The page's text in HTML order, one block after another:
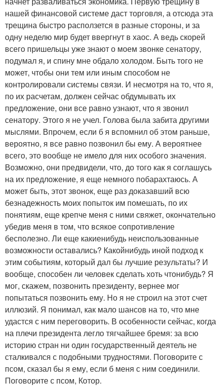
нашей финансовой системе даст торговля, а отсюда эта
трещина быстро расползется в разные стороны, и за
одну неделю мир будет ввергнут в хаос. А ведь скорей
всего пришельцы уже знают о моем звонке сенатору,
подумал я, и спину мне обдало холодом. Быть того не
может, чтобы они тем или иным способом не
контролировали системы связи. И несмотря на то, что я,
по их расчетам, должен сейчас обдумывать их
предложение, они все равно узнают, что я звонил
сенатору. Этого я не учел. Голова была забита другими
мыслями. Впрочем, если б я вспомнил об этом раньше,
вероятно, я все равно позвонил бы ему. А вероятнее
всего, это вообще не имело для них особого значения.
Возможно, они предвидели, что, до того как я соглашусь
на их предложение, я еще немного побарахтаюсь. А
может быть, этот звонок, еще раз доказавший всю
безнадежность моих попыток им помешать, по их
понятиям, еще крепче меня с ними свяжет, окончательно
убедив меня в том, что всякое сопротивление
бесполезно. Ли еще какиенибудь неиспользованные
возможности оставались? Какойнибудь иной подход к
этим событиям, который дал бы лучшие результаты? И
вообще, способен ли человек сделать хоть чтонибудь? Я
мог, скажем, позвонить президенту, вернее мог
попытаться позвонить ему. Но я не строил на этот счет
иллюзий. Я понимал, как мало шансов на то, что мне
удастся с ним переговорить. В особенности сейчас, когда
на плечи президента легло тягчайшее бремя: за всю
историю стран ни один государственный деятель не
сталкивался с подобными трудностями. Поговорите с
псом, сказал бы я ему, если б меня с ним соединили.
Поговорите с псом, Котор.